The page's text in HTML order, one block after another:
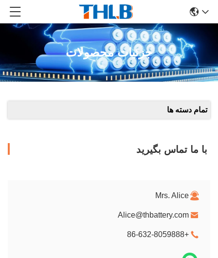
جزئیات محصولات
تمام دسته ها
با ما تماس بگیرید
Mrs. Alice
Alice@thbattery.com
+86-632-8059888